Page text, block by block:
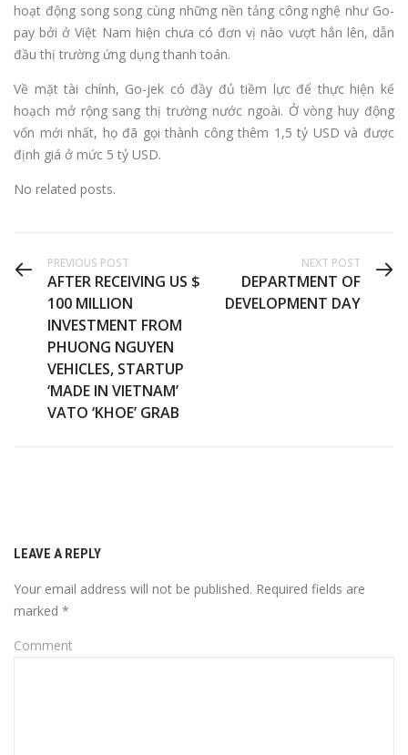
hoạt động song song cùng những nền tảng công nghệ như Go-
pay bởi ở Việt Nam hiện chưa có đơn vị nào vượt hẳn lên, dẫn
đầu thị trường ứng dụng thanh toán.
Về mặt tài chính, Go-jek có đầy đủ tiềm lực để thực hiện kế
hoạch mở rộng sang thị trường nước ngoài. Ở vòng huy động
vốn mới nhất, họ đã gọi thành công thêm 1,5 tỷ USD và được
định giá ở mức 5 tỷ USD.
No related posts.
PREVIOUS POST
AFTER RECEIVING US $
100 MILLION
INVESTMENT FROM
PHUONG NGUYEN
VEHICLES, STARTUP
‘MADE IN VIETNAM’
VATO ‘KHOE’ GRAB
NEXT POST
DEPARTMENT OF
DEVELOPMENT DAY
LEAVE A REPLY
Your email address will not be published. Required fields are
marked *
Comment